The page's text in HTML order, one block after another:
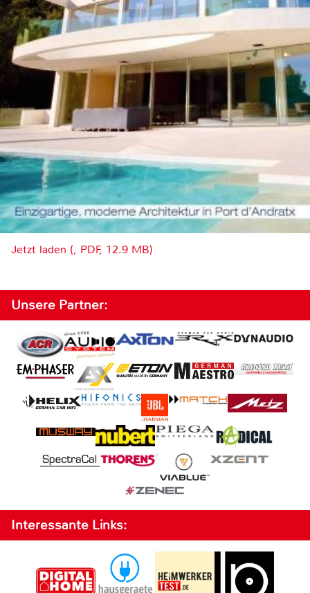
Jetzt laden (, PDF, 12.9 MB)
Unsere Partner:
Interessante Links: